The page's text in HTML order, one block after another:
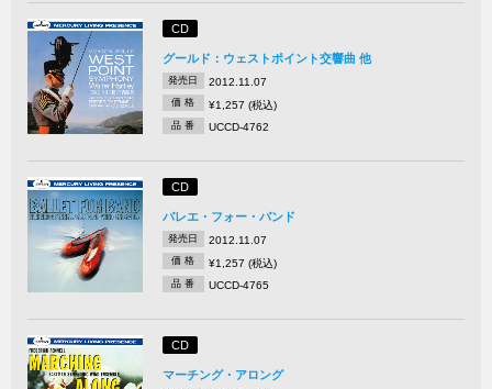
CD
グールド：ウェストポイント交響曲 他
発売日 2012.11.07
価 格 ¥1,257 (税込)
品 番 UCCD-4762
CD
バレエ・フォー・バンド
発売日 2012.11.07
価 格 ¥1,257 (税込)
品 番 UCCD-4765
CD
マーチング・アロング